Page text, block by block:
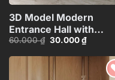
3D Model Modern
Entrance Hall with
Marble Floor and Indoor
60.000₫ Giá
là:
60.000 ₫.
30.000₫Giá
hiện
tại